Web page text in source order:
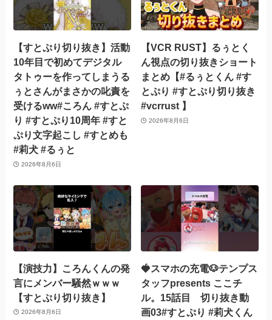
【すとぷり切り抜き】活動
10年目で初めてデジタル
タトゥーを作ってしまうる
ぅとさんがまさかの叱責を
受けるww#ころん #すとぷ
り #すとぷり10周年 #すと
ぷり文字起こし #すとめも
#莉犬 #るぅと
2026年8月6日
【VCR RUST】るぅとく
ん視点の切り抜きショート
まとめ【#るぅとくん #す
とぷり #すとぷり切り抜き
#vcrrust 】
2026年8月6日
【演技力】ころんくんの発
言にメンバー騒然ｗｗｗ
【すとぷり切り抜き】
2026年8月6日
🍓スマホの充電🐶テンプス
タッフpresents ここチ
ル。15話目 切り抜き動
画03#すとぷり #莉犬くん